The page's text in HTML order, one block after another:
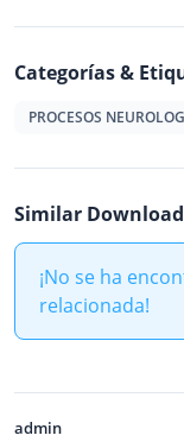
Categorías &
PROCESOS
Similar
¡No se ha
relacionada!
admin